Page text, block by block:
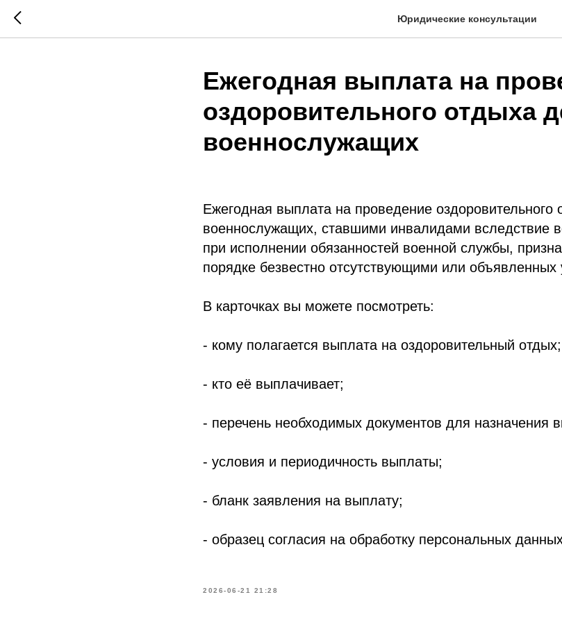
Юридические консультации
Ежегодная выплата на
оздоровительного отдыха
военнослужащих
Ежегодная выплата на проведение оздоровительного
военнослужащих, ставшими инвалидами вследствие
при исполнении обязанностей военной службы,
порядке безвестно отсутствующими или
В карточках вы можете посмотреть:
- кому полагается выплата на оздоровительный отдых;
- кто её выплачивает;
- перечень необходимых документов для назначения
- условия и периодичность выплаты;
- бланк заявления на выплату;
- образец согласия на обработку персональных
2026-06-21 21:28